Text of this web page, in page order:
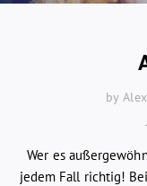
by Alex
Wer es
jedem Fall richtig!